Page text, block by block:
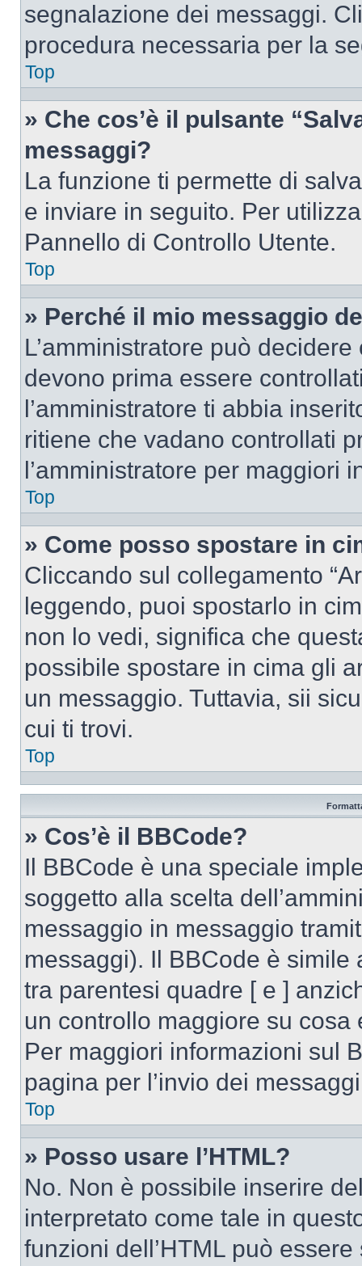
segnalazione dei messaggi.
procedura necessaria per la
Top
» Che cos’è il pulsante
messaggi?
La funzione ti permette di
e inviare in seguito. Per
Pannello di Controllo Utente.
Top
» Perché il mio messaggio
L’amministratore può
devono prima essere
l’amministratore ti abbia
ritiene che vadano controllati
l’amministratore per maggiori
Top
» Come posso spostare in
Cliccando sul collegamento
leggendo, puoi spostarlo in
non lo vedi, significa che
possibile spostare in cima gli
un messaggio. Tuttavia, sii
cui ti trovi.
Top
» Cos’è il BBCode?
Il BBCode è una speciale
soggetto alla scelta
messaggio in messaggio
messaggi). Il BBCode è simile
tra parentesi quadre [ e ]
un controllo maggiore su
Per maggiori informazioni sul
pagina per l’invio dei
Top
» Posso usare l’HTML?
No. Non è possibile inserire
interpretato come tale in
funzioni dell’HTML può